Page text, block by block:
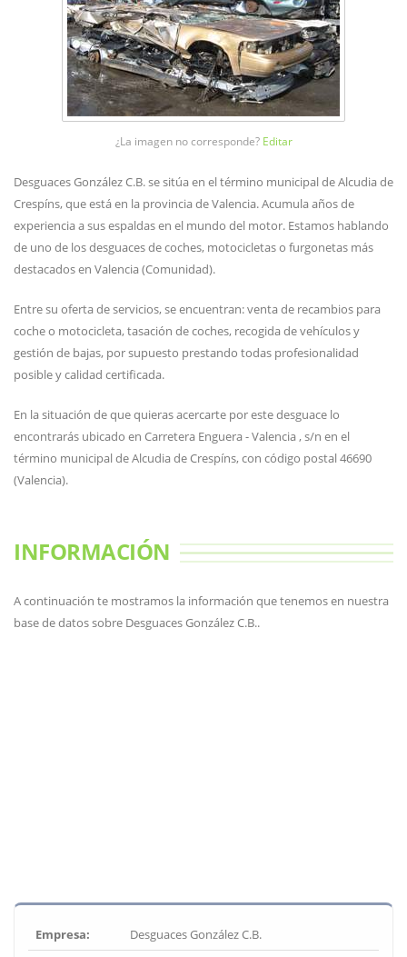
¿La imagen no corresponde? Editar
Desguaces González C.B. se sitúa en el término municipal de Alcudia de
Crespíns, que está en la provincia de Valencia. Acumula años de
experiencia a sus espaldas en el mundo del motor. Estamos hablando
de uno de los desguaces de coches, motocicletas o furgonetas más
destacados en Valencia (Comunidad).
Entre su oferta de servicios, se encuentran: venta de recambios para
coche o motocicleta, tasación de coches, recogida de vehículos y
gestión de bajas, por supuesto prestando todas profesionalidad
posible y calidad certificada.
En la situación de que quieras acercarte por este desguace lo
encontrarás ubicado en Carretera Enguera - Valencia , s/n en el
término municipal de Alcudia de Crespíns, con código postal 46690
(Valencia).
INFORMACIÓN
A continuación te mostramos la información que tenemos en nuestra
base de datos sobre Desguaces González C.B..
Empresa:
Desguaces González C.B.